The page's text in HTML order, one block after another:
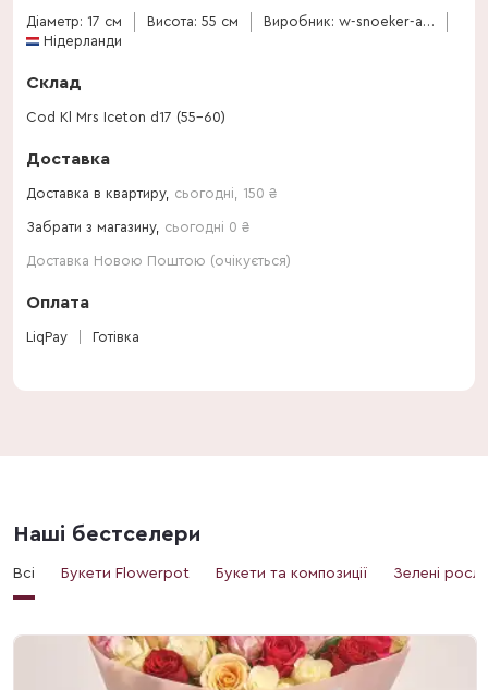
Діаметр: 17 см Висота: 55 см
Виробник: w-snoeker-and-zn
Нідерланди
Склад
Cod Kl Mrs Iceton d17 (55-60)
Доставка
Доставка в квартиру, сьогодні 150 ₴
Забрати з магазину, сьогодні 0 ₴
Доставка Новою Поштою (очікується)
Оплата
LiqPay Готівка
Наші бестселери
Всі Букети Flowerpot Букети та композиції Зелені